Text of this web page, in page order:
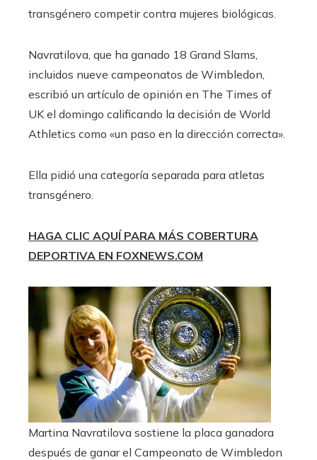
transgénero competir contra mujeres biológicas.
Navratilova, que ha ganado 18 Grand Slams,
incluidos nueve campeonatos de Wimbledon,
escribió un artículo de opinión en The Times of
UK el domingo calificando la decisión de World
Athletics como «un paso en la dirección correcta».
Ella pidió una categoría separada para atletas
transgénero.
HAGA CLIC AQUÍ PARA MÁS COBERTURA
DEPORTIVA EN FOXNEWS.COM
Martina Navratilova sostiene la placa ganadora
después de ganar el Campeonato de Wimbledon